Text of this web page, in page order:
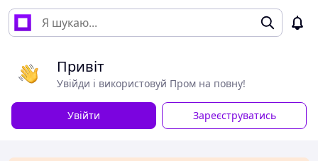
Привіт
Увійди і використовуй Пром на повну!
Увійти Зареєструватись